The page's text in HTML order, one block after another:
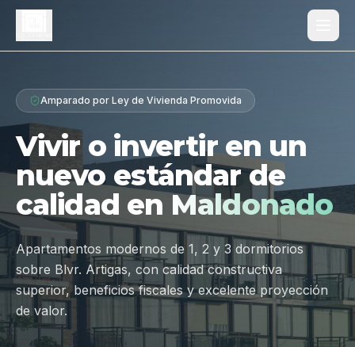
Proyecto
Diferenciales
Tipologías
Galería
Ubicación
Contacto
Hablar por WhatsApp
Amparado por Ley de Vivienda Promovida
Vivir o invertir en un
nuevo estándar de
calidad en Maldonado
Apartamentos modernos de 1, 2 y 3 dormitorios
sobre Blvr. Artigas, con calidad constructiva
superior, beneficios fiscales y excelente proyección
de valor.